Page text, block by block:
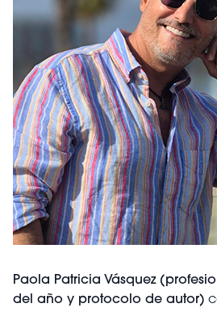
Paola Patricia Vásquez
del año y protocolo de autor)